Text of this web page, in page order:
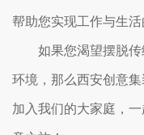
帮助您实现工作与生活
如果您渴望摆脱
环境，那么西安创意
加入我们的大家庭，